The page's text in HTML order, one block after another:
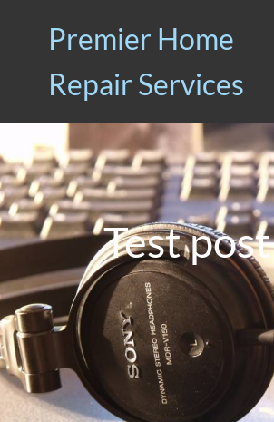
Premier Home
Repair Services
Test